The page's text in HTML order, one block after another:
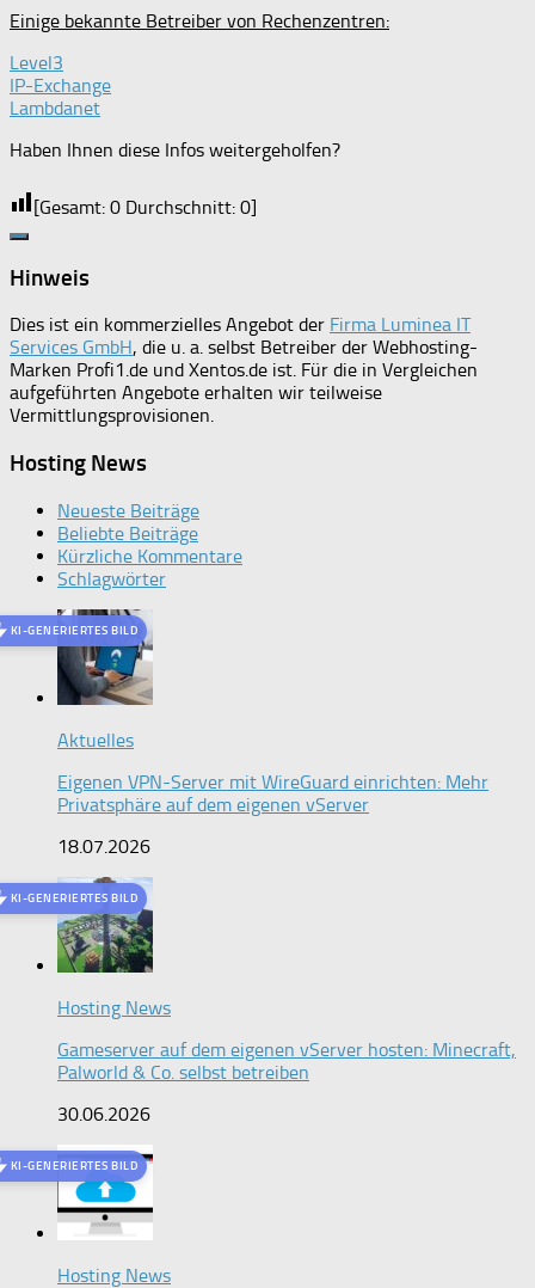
Einige bekannte Betreiber von Rechenzentren:
Level3
IP-Exchange
Lambdanet
Haben Ihnen diese Infos weitergeholfen?
[Gesamt: 0 Durchschnitt: 0]
Hinweis
Dies ist ein kommerzielles Angebot der Firma Luminea IT
Services GmbH, die u. a. selbst Betreiber der Webhosting-
Marken Profi1.de und Xentos.de ist. Für die in Vergleichen
aufgeführten Angebote erhalten wir teilweise
Vermittlungsprovisionen.
Hosting News
Neueste Beiträge
Beliebte Beiträge
Kürzliche Kommentare
Schlagwörter
KI-GENERIERTES BILD
Aktuelles
Eigenen VPN-Server mit WireGuard einrichten: Mehr
Privatsphäre auf dem eigenen vServer
18.07.2026
KI-GENERIERTES BILD
Hosting News
Gameserver auf dem eigenen vServer hosten: Minecraft,
Palworld & Co. selbst betreiben
30.06.2026
KI-GENERIERTES BILD
Hosting News